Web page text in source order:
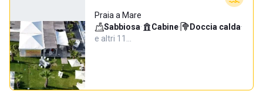
Praia a Mare
Sabbiosa· Cabine· Doccia calda·
e altri 11…